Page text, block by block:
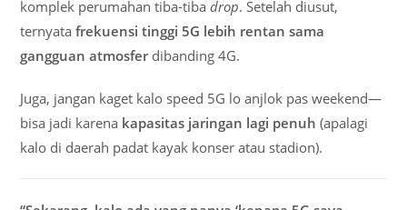
komplek perumahan tiba-tibadrop. Setelah diusut,
ternyatafrekuensi tinggi 5G lebih rentan sama
gangguan atmosferdibanding 4G.
Juga, jangan kaget kalo speed 5G lo anjlok pas weekend—
bisa jadi karena kapasitas jaringan lagi penuh (apalagi
kalo di daerah padat kayak konser atau stadion).